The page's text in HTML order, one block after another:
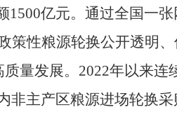
1500亿元。通过全国一
策性粮源轮换公开透明
量发展。2022年以来
非主产区粮源进场轮换采